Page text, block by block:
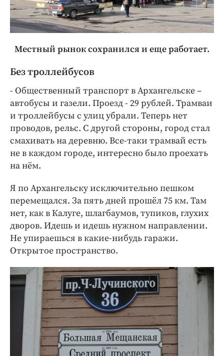
Местный рынок сохранился и еще работает.
Без троллейбусов
- Общественный транспорт в Архангельске –
автобусы и газели. Проезд - 29 рублей. Трамваи
и троллейбусы с улиц убрали. Теперь нет
проводов, рельс. С другой стороны, город стал
смахивать на деревню. Все-таки трамвай есть
не в каждом городе, интересно было проехать
на нём.
Я по Архангельску исключительно пешком
перемещался. За пять дней прошёл 75 км. Там
нет, как в Калуге, шлагбаумов, тупиков, глухих
дворов. Идешь и идешь нужном направлении.
Не упираешься в какие-нибудь гаражи.
Открытое пространство.